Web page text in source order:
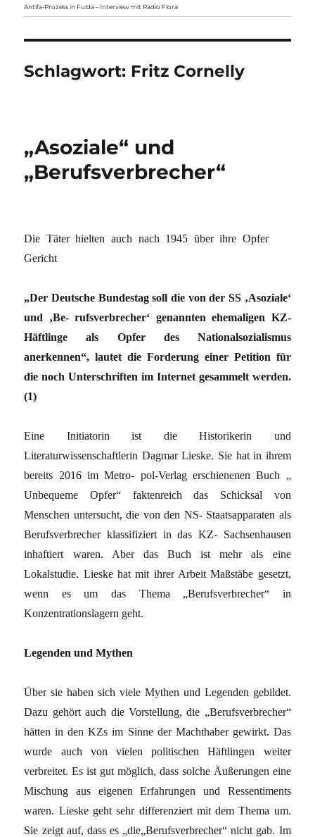
Antifa-Prozess in Fulda – Interview mit Radio Flora
Schlagwort: Fritz Cornelly
„Asoziale“ und
„Berufsverbrecher“
Die Täter hielten auch nach 1945 über ihre Opfer
Gericht
„Der Deutsche Bundestag soll die von der SS ‚Asoziale‘
und ‚Be- rufsverbrecher‘ genannten ehemaligen KZ-
Häftlinge als Opfer des Nationalsozialismus
anerkennen“, lautet die Forderung einer Petition für
die noch Unterschriften im Internet gesammelt werden.
(1)
Eine Initiatorin ist die Historikerin und
Literaturwissenschaftlerin Dagmar Lieske. Sie hat in ihrem
bereits 2016 im Metro- pol-Verlag erschienenen Buch „
Unbequeme Opfer“ faktenreich das Schicksal von
Menschen untersucht, die von den NS- Staatsapparaten als
Berufsverbrecher klassifiziert in das KZ- Sachsenhausen
inhaftiert waren. Aber das Buch ist mehr als eine
Lokalstudie. Lieske hat mit ihrer Arbeit Maßstäbe gesetzt,
wenn es um das Thema „Berufsverbrecher“ in
Konzentrationslagern geht.
Legenden und Mythen
Über sie haben sich viele Mythen und Legenden gebildet.
Dazu gehört auch die Vorstellung, die „Berufsverbrecher“
hätten in den KZs im Sinne der Machthaber gewirkt. Das
wurde auch von vielen politischen Häftlingen weiter
verbreitet. Es ist gut möglich, dass solche Äußerungen eine
Mischung aus eigenen Erfahrungen und Ressentiments
waren. Lieske geht sehr differenziert mit dem Thema um.
Sie zeigt auf, dass es „die„Berufsverbrecher“ nicht gab. Im